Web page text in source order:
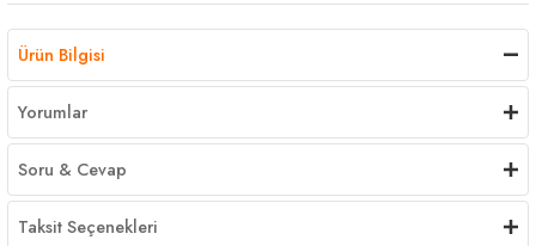
Ürün Bilgisi
Yorumlar
Soru & Cevap
Taksit Seçenekleri